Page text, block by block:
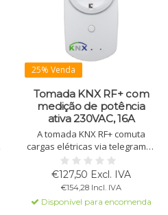
25% Venda
Tomada KNX RF+ com
medição de potência
ativa 230VAC, 16A
A tomada KNX RF+ comuta
cargas elétricas via telegramas
KNX / EIB. Com medição de
potência ativa, funções de
temporização, controle de
cenas e relatórios de status,
oferece operação versátil.
€127,50 Excl. IVA
€154,28 Incl. IVA
Disponível para encomenda